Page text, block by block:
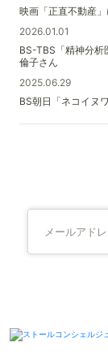
映画「正直不動産
2026.01.01
BS-TBS「精神分析
倫子さん
2025.06.29
BS朝日「ネコイヌ